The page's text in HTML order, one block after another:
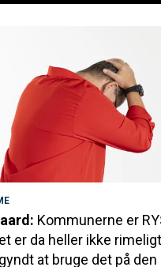
Kommunerne er
er da heller ikke
at bruge det på den